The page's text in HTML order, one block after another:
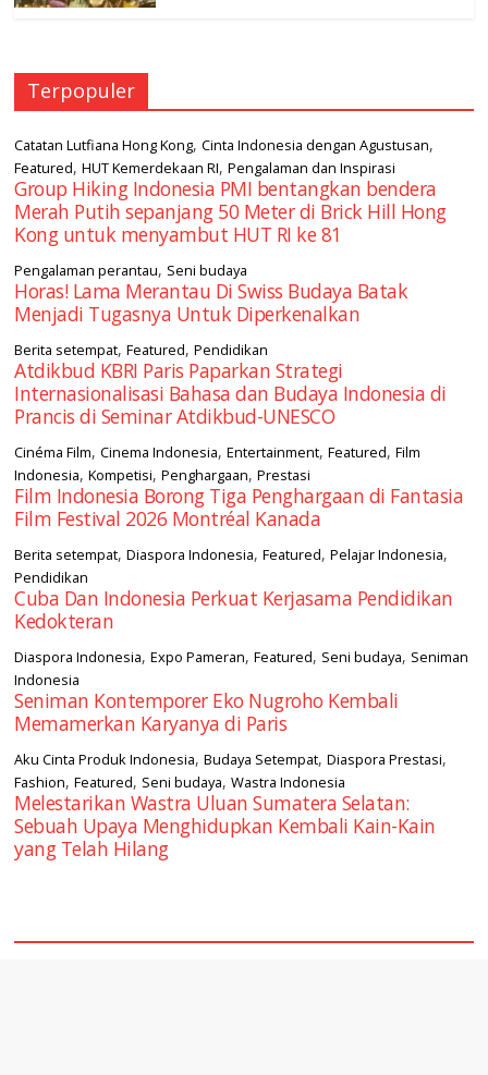
Terpopuler
Catatan Lutfiana Hong Kong,Cinta Indonesia dengan Agustusan,
Featured,HUT Kemerdekaan RI,Pengalaman dan Inspirasi
Group Hiking Indonesia PMI bentangkan bendera
Merah Putih sepanjang 50 Meter di Brick Hill Hong
Kong untuk menyambut HUT RI ke 81
Pengalaman perantau, Seni budaya
Horas! Lama Merantau Di Swiss Budaya Batak
Menjadi Tugasnya Untuk Diperkenalkan
Berita setempat,Featured,Pendidikan
Atdikbud KBRI Paris Paparkan Strategi
Internasionalisasi Bahasa dan Budaya Indonesia di
Prancis di Seminar Atdikbud-UNESCO
Cinéma Film,Cinema Indonesia,Entertainment,Featured,Film
Indonesia,Kompetisi,Penghargaan,Prestasi
Film Indonesia Borong Tiga Penghargaan di Fantasia
Film Festival 2026 Montréal Kanada
Berita setempat,Diaspora Indonesia,Featured,Pelajar Indonesia,
Pendidikan
Cuba Dan Indonesia Perkuat Kerjasama Pendidikan
Kedokteran
Diaspora Indonesia,Expo Pameran,Featured, Seni budaya, Seniman
Indonesia
Seniman Kontemporer Eko Nugroho Kembali
Memamerkan Karyanya di Paris
Aku Cinta Produk Indonesia,Budaya Setempat,Diaspora Prestasi,
Fashion,Featured, Seni budaya,Wastra Indonesia
Melestarikan Wastra Uluan Sumatera Selatan:
Sebuah Upaya Menghidupkan Kembali Kain-Kain
yang Telah Hilang